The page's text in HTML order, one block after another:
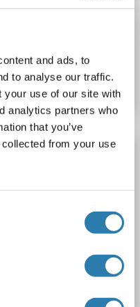
and ads, to
to analyse our traffic.
your use of our site with
analytics partners who
that you’ve
from your use
Détails
422) (AbBy Fluor®
WB, FACS, IF (cc), IF (p)